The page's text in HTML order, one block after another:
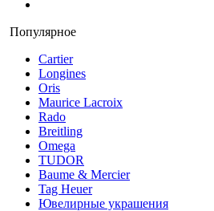
Популярное
Cartier
Longines
Oris
Maurice Lacroix
Rado
Breitling
Omega
TUDOR
Baume & Mercier
Tag Heuer
Ювелирные украшения